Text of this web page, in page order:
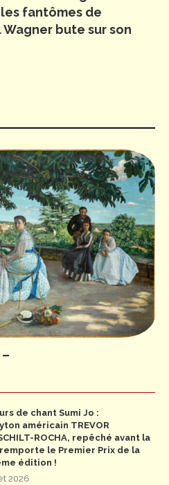
les fantômes de
bute sur son
de chant Sumi Jo :
américain TREVOR
ROCHA, repêché avant la
le Premier Prix de la
édition !
2026